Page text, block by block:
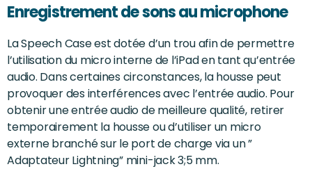
Enregistrement de sons au microphone
La Speech Case est dotée d’un trou afin de permettre
l’utilisation du micro interne de l’iPad en tant qu’entrée
audio. Dans certaines circonstances, la housse peut
provoquer des interférences avec l’entrée audio. Pour
obtenir une entrée audio de meilleure qualité, retirer
temporairement la housse ou d’utiliser un micro
externe branché sur le port de charge via un ”
Adaptateur Lightning” mini-jack 3;5 mm.